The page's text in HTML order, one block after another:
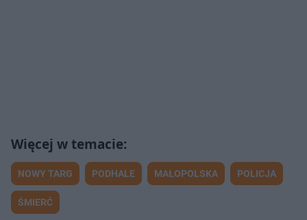
NOWY TARG PODHALE MAŁOPOLSKA POLICJA
ŚMIERĆ